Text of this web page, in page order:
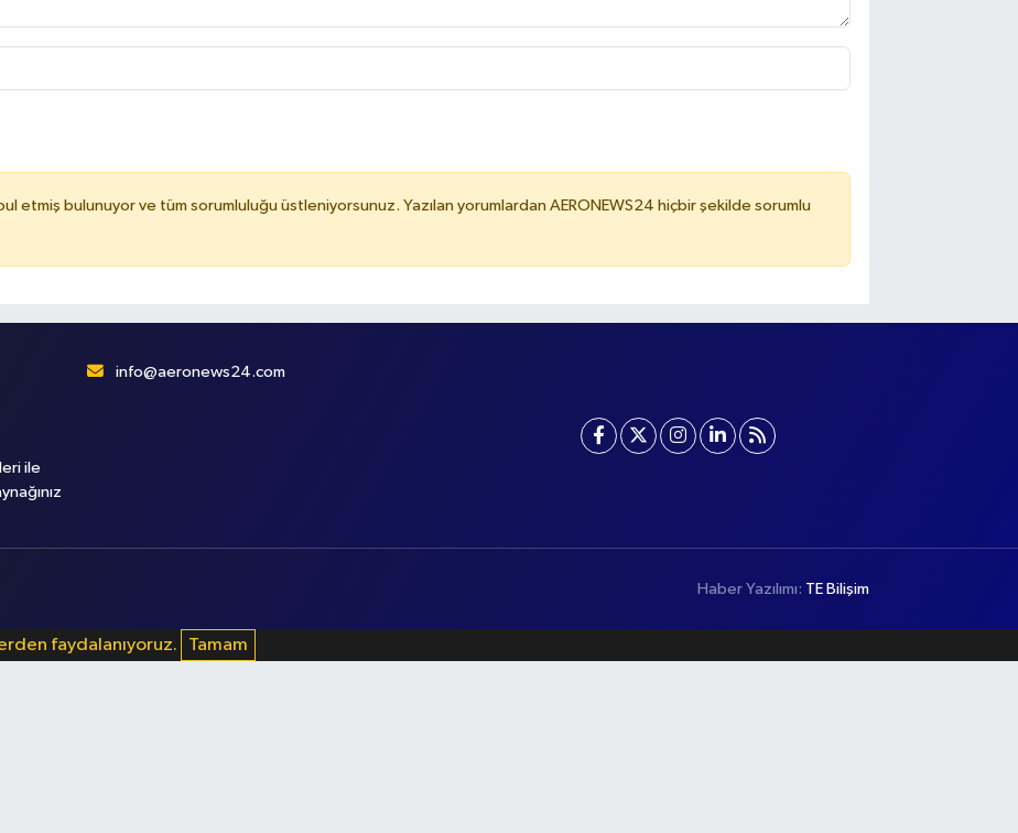
etmiş bulunuyor ve tüm sorumluluğu üstleniyorsunuz. Yazılan yorumlardan AERONEWS24 hiçbir şekilde sorumlu
ile
info@aeronews24.com
Haber Yazılımı: TE Bilişim
faydalanıyoruz. Tamam